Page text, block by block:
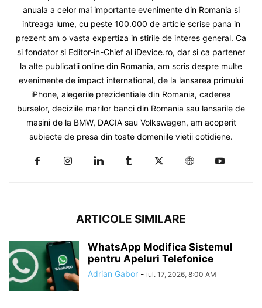
anuala a celor mai importante evenimente din Romania si
intreaga lume, cu peste 100.000 de article scrise pana in
prezent am o vasta expertiza in stirile de interes general. Ca
si fondator si Editor-in-Chief al iDevice.ro, dar si ca partener
la alte publicatii online din Romania, am scris despre multe
evenimente de impact international, de la lansarea primului
iPhone, alegerile prezidentiale din Romania, caderea
burselor, deciziile marilor banci din Romania sau lansarile de
masini de la BMW, DACIA sau Volkswagen, am acoperit
subiecte de presa din toate domeniile vietii cotidiene.
ARTICOLE SIMILARE
WhatsApp Modifica Sistemul
pentru Apeluri Telefonice
Adrian Gabor - iul. 17, 2026, 8:00 AM